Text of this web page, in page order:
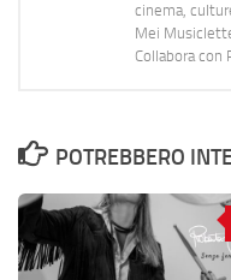
cinema,
Mei
Collabora con
POTREBBERO